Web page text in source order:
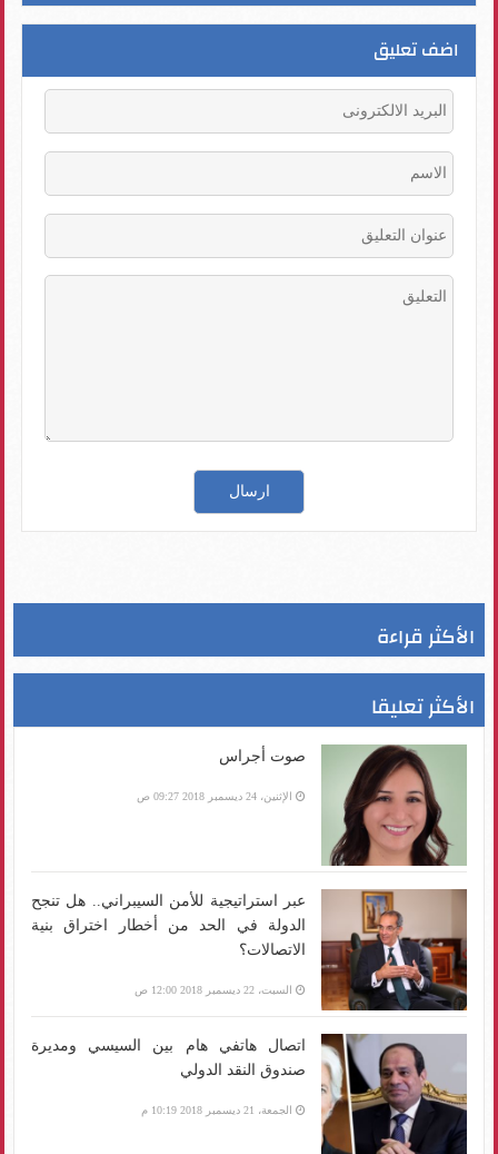
اضف تعليق
الأكثر قراءة
الأكثر تعليقا
صوت أجراس
الإثنين، 24 ديسمبر 2018 09:27 ص
عبر استراتيجية للأمن السيبراني.. هل تنجح
الدولة في الحد من أخطار اختراق بنية
الاتصالات؟
السبت، 22 ديسمبر 2018 12:00 ص
اتصال هاتفي هام بين السيسي ومديرة
صندوق النقد الدولي
الجمعة، 21 ديسمبر 2018 10:19 م